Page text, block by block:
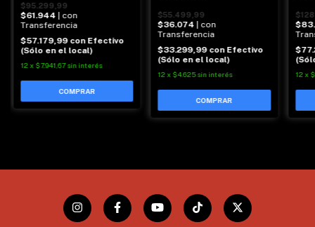
$95.299,99
$61.944 | con
Transferencia
$57.179,99 con Efectivo
(Sólo en el local)
12 x $7.941,67 sin interés
$55.499,99
$36.074 | con
Transferencia
$33.299,99 con Efectivo
(Sólo en el local)
12 x $4.625 sin interés 12 x